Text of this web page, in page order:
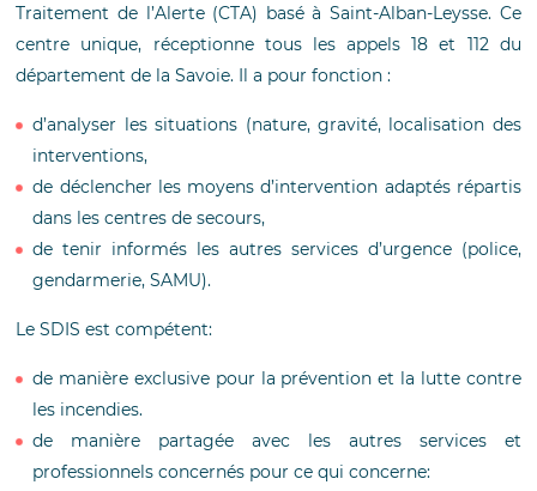
Traitement de l’Alerte (CTA) basé à Saint-Alban-Leysse. Ce
centre unique, réceptionne tous les appels 18 et 112 du
département de la Savoie. Il a pour fonction :
d’analyser les situations (nature, gravité, localisation des
interventions,
de déclencher les moyens d’intervention adaptés répartis
dans les centres de secours,
de tenir informés les autres services d’urgence (police,
gendarmerie, SAMU).
Le SDIS est compétent:
de manière exclusive pour la prévention et la lutte contre
les incendies.
de manière partagée avec les autres services et
professionnels concernés pour ce qui concerne: